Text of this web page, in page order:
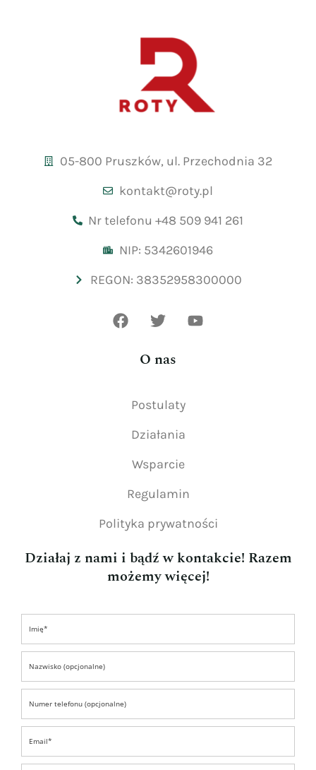
05-800 Pruszków, ul. Przechodnia 32
kontakt@roty.pl
Nr telefonu +48 509 941 261
NIP: 5342601946
REGON: 38352958300000
O nas
Postulaty
Działania
Wsparcie
Regulamin
Polityka prywatności
Działaj z nami i bądź w kontakcie! Razem
możemy więcej!